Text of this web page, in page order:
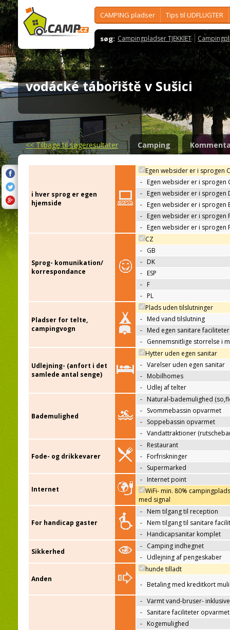
CAMPING pladser Tips til UDFLUGTER
søg: Campingpladser TJEKKIET
vodácké tábořiště v Sušici
<<Tilbage til søgeresultater Camping
i hver sprog er egen
hjemside
Egen websider er i sprogen
- Egen websider er i sprogen
- Egen websider er i sprogen
- Egen websider er i sprogen
- Egen websider er i sprogen
- Egen websider er i sprogen
Sprog- komunikation/
korrespondance
CZ
- GB
- DK
- ESP
- F
- PL
Pladser for telte,
campingvogn
Plads uden tilslutninger
- Med vand tilslutning
- Med egen sanitare faciliteter
- Gennemsnitlige storrelse i
Udlejning- (anfort i det
samlede antal senge)
Hytter uden egen sanitar
- Varelser uden egen sanitar
- Mobilhomes
- Udlej af telter
Bademulighed
- Natural-bademulighed
- Svommebassin opvarmet
- Soppebassin opvarmet
- Vandattraktioner
Fode- og drikkevarer
- Restaurant
- Forfriskninger
- Supermarked
Internet
- Internet point
WiFi- min. 80%
med signal
For handicap gaster
- Nem tilgang til reception
- Nem tilgang til sanitare
- Handicapsanitar komplet
Sikkerhed
- Camping indhegnet
- Udlejning af pengeskaber
Anden
hunde tilladt
- Betaling med kreditkort
- Varmt vand-bruser- inklusive
- Sanitare faciliteter opvarmet
- Kogemulighed